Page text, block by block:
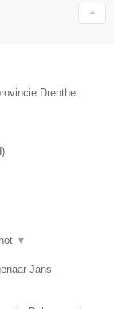
Drenthe.
)
▼
Jans